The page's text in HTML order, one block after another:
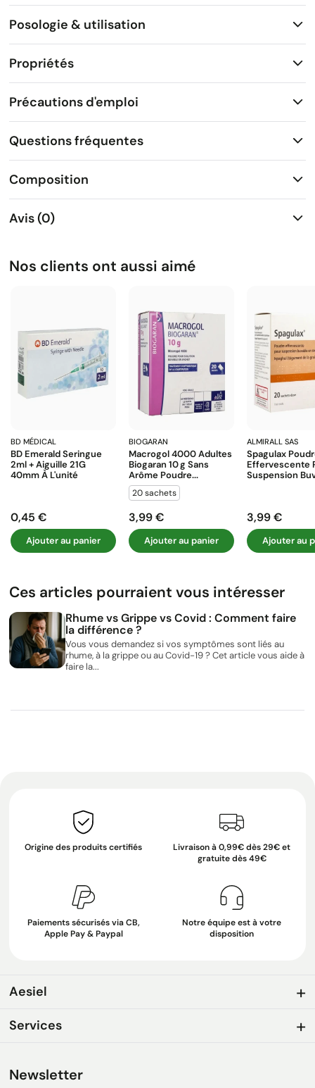
Posologie & utilisation
Propriétés
Précautions d'emploi
Questions fréquentes
Composition
Avis (0)
Nos clients ont aussi aimé
BD MÉDICAL
BD Emerald Seringue
2ml + Aiguille 21G
40mm À L'unité
Prix
0,45 €
Ajouter au panier
BIOGARAN
Macrogol 4000 Adultes
Biogaran 10 G Sans
Arôme Poudre...
20 sachets
Prix
3,99 €
Ajouter au panier
ALMIRALL SAS
Spagulax
Effervescente
Suspension
Prix
3,99 €
Ajouter au
Ces articles pourraient vous intéresser
Rhume vs Grippe vs Covid : Comment faire
la différence ?
Vous vous demandez si vos symptômes sont liés au
rhume, à la grippe ou au Covid-19 ? Cet article vous aide à
faire la...
Origine des produits certifiés
Livraison à 0,99€ dès 29€ et
gratuite dès 49€
Paiements sécurisés via CB,
Apple Pay & Paypal
Notre équipe est à votre
disposition
Aesiel
Services
Newsletter